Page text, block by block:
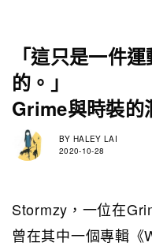
「這只是一件
的。」
Grime與時裝的
BY HALEY LAI
2020-10-28
Stormzy，一位在
曾在其中一個專輯